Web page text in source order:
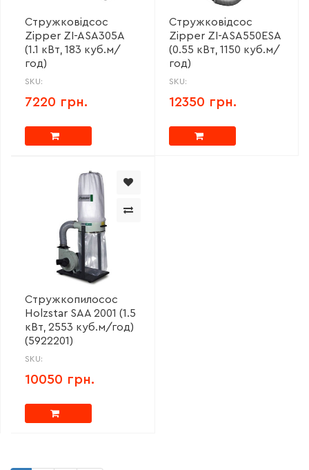
Стружковідсос
Zipper ZI-ASA305A
(1.1 кВт, 183 куб.м/
год)
SKU:
7220 грн.
Стружковідсос
Zipper ZI-ASA550ESA
(0.55 кВт, 1150 куб.м/
год)
SKU:
12350 грн.
Стружкопилосос
Holzstar SAA 2001 (1.5
кВт, 2553 куб.м/год)
(5922201)
SKU:
10050 грн.